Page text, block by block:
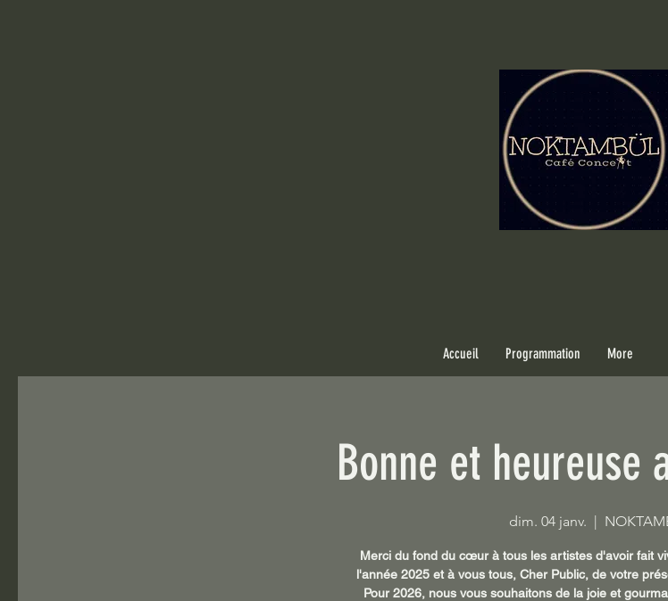
Accueil Programmation More
Bonne et heureuse
dim. 04 janv.
  |
Merci du fond du cœur à tous les artistes d'avoir fait
l'année 2025 et à vous tous, Cher Public, de votre
Pour 2026, nous vous souhaitons de la joie et